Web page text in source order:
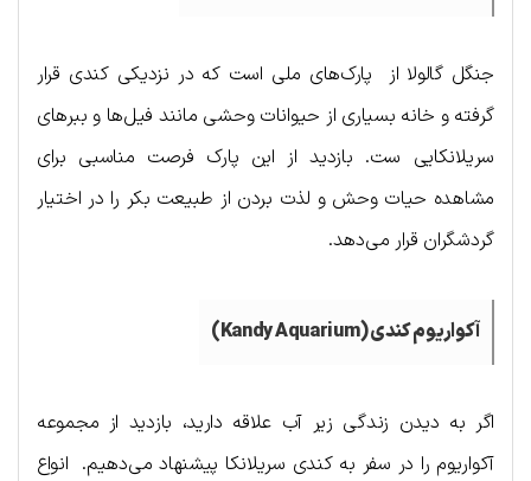
جنگل گالولا از پارک‌های ملی است که در نزدیکی کندی قرار
گرفته و خانه بسیاری از حیوانات وحشی مانند فیل‌ها و ببرهای
سریلانکایی ست. بازدید از این پارک فرصت مناسبی برای
مشاهده حیات وحش و لذت بردن از طبیعت بکر را در اختیار
گردشگران قرار می‌دهد.
آکواریوم کندی (Kandy Aquarium
)
اگر به دیدن زندگی زیر آب علاقه دارید، بازدید از مجموعه
آکواریوم را در سفر به کندی سریلانکا پیشنهاد می‌دهیم. انواع